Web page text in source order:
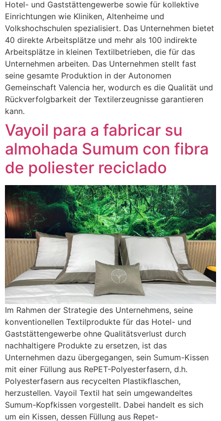
Hotel- und Gaststättengewerbe sowie für kollektive
Einrichtungen wie Kliniken, Altenheime und
Volkshochschulen spezialisiert. Das Unternehmen bietet
40 direkte Arbeitsplätze und mehr als 100 indirekte
Arbeitsplätze in kleinen Textilbetrieben, die für das
Unternehmen arbeiten. Das Unternehmen stellt fast
seine gesamte Produktion in der Autonomen
Gemeinschaft Valencia her, wodurch es die Qualität und
Rückverfolgbarkeit der Textilerzeugnisse garantieren
kann.
Vayoil para a fabricar su
almohada Sumum con fibra
de poliester reciclado
Im Rahmen der Strategie des Unternehmens, seine
konventionellen Textilprodukte für das Hotel- und
Gaststättengewerbe ohne Qualitätsverlust durch
nachhaltigere Produkte zu ersetzen, ist das
Unternehmen dazu übergegangen, sein Sumum-Kissen
mit einer Füllung aus RePET-Polyesterfasern, d.h.
Polyesterfasern aus recycelten Plastikflaschen,
herzustellen. Vayoil Textil hat sein umgewandeltes
Sumum-Kopfkissen vorgestellt. Dabei handelt es sich
um ein Kissen, dessen Füllung aus Repet-